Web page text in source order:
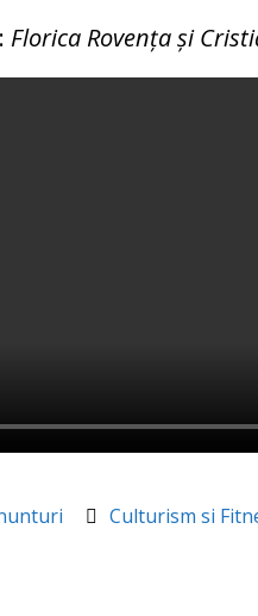
Florica Rovența și
Culturism si